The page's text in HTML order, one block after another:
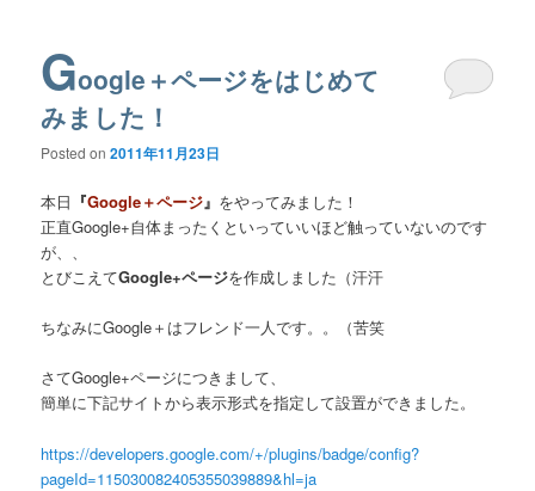
Google＋ページをはじめて
みました！
Posted on2011年11月23日
本日 『Google＋ページ』 をやってみました！
正直Google+自体まったくといっていいほど触っていないのです
が、、
とびこえてGoogle+ページを作成しました（汗汗
ちなみにGoogle＋はフレンド一人です。。（苦笑
さてGoogle+ページにつきまして、
簡単に下記サイトから表示形式を指定して設置ができました。
https://developers.google.com/+/plugins/badge/config?
pageId=115030082405355039889&hl=ja